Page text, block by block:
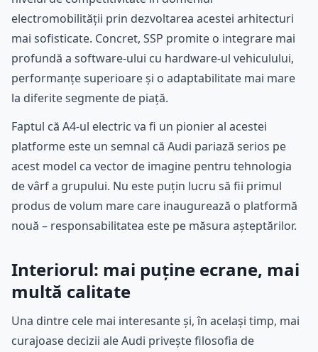
electromobilității prin dezvoltarea acestei arhitecturi
mai sofisticate. Concret, SSP promite o integrare mai
profundă a software-ului cu hardware-ul vehiculului,
performanțe superioare și o adaptabilitate mai mare
la diferite segmente de piață.
Faptul că A4-ul electric va fi un pionier al acestei
platforme este un semnal că Audi pariază serios pe
acest model ca vector de imagine pentru tehnologia
de vârf a grupului. Nu este puțin lucru să fii primul
produs de volum mare care inaugurează o platformă
nouă – responsabilitatea este pe măsura așteptărilor.
Interiorul: mai puține ecrane, mai
multă calitate
Una dintre cele mai interesante și, în același timp, mai
curajoase decizii ale Audi privește filosofia de